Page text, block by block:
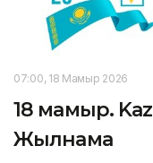
07:00, 18 Мамыр 2026
18 мамыр.
Жылнама